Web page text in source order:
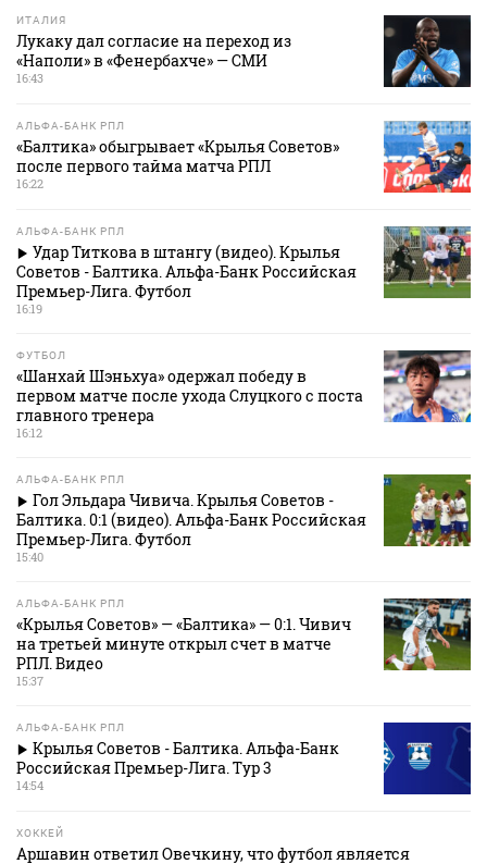
ИТАЛИЯ
Лукаку дал согласие на переход из
«Наполи» в «Фенербахче» — СМИ
16:43
АЛЬФА-БАНК РПЛ
«Балтика» обыгрывает «Крылья Советов»
после первого тайма матча РПЛ
16:22
АЛЬФА-БАНК РПЛ
Удар Титкова в штангу (видео). Крылья
Советов - Балтика. Альфа-Банк Российская
Премьер-Лига. Футбол
16:19
ФУТБОЛ
«Шанхай Шэньхуа» одержал победу в
первом матче после ухода Слуцкого с поста
главного тренера
16:12
АЛЬФА-БАНК РПЛ
Гол Эльдара Чивича. Крылья Советов -
Балтика. 0:1 (видео). Альфа-Банк Российская
Премьер-Лига. Футбол
15:40
АЛЬФА-БАНК РПЛ
«Крылья Советов» — «Балтика» — 0:1. Чивич
на третьей минуте открыл счет в матче
РПЛ. Видео
15:37
АЛЬФА-БАНК РПЛ
Крылья Советов - Балтика. Альфа-Банк
Российская Премьер-Лига. Тур 3
14:54
ХОККЕЙ
Аршавин ответил Овечкину, что футбол является